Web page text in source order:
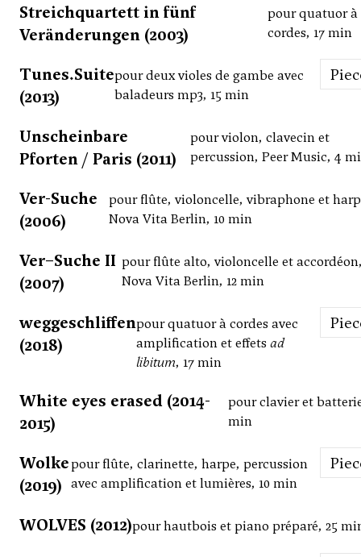
Streichquartett in fünf
Veränderungen (2003)
pour quatuor à
cordes, 17 min
Tunes.Suite
(2013)
pour deux violes de gambe avec
baladeurs mp3, 15 min
Unscheinbare
Pforten / Paris (2011)
pour violon, clavecin et
percussion, Peer Music, 4
Ver-Suche
(2006)
pour flûte, violoncelle, vibraphone et
Nova Vita Berlin, 10 min
Ver–Suche II
(2007)
pour flûte alto, violoncelle et
Nova Vita Berlin, 12 min
weggeschliffen
(2018)
pour quatuor à cordes avec
amplification et effets ad
libitum, 17 min
White eyes erased (2014-
2015)
pour clavier et
min
Wolke
(2019)
pour flûte, clarinette, harpe, percussion
avec amplification et lumières, 10 min
WOLVES (2012)pour hautbois et piano préparé, 25